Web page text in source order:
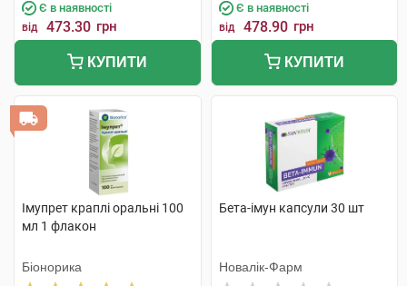
Є в наявності
від 473.30 грн
КУПИТИ
Є в наявності
від 478.90 грн
КУПИТИ
Імупрет краплі оральні 100
мл 1 флакон
Біонорика
Бета-імун капсули 30 шт
Новалік-Фарм